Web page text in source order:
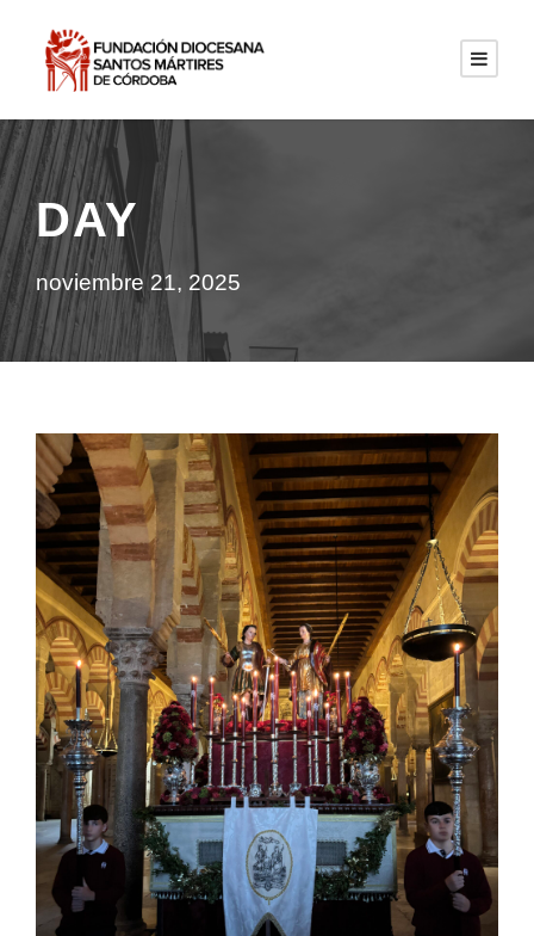
DAY
noviembre 21, 2025